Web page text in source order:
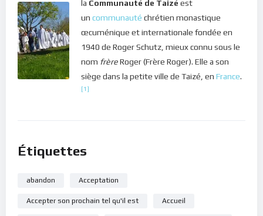
s’affranchir des situations moins agréables pour mener une
vie heureuse dans le royaume des cieux, dès ici-bas !
Dans le silence de ton coeur, écoute ce message de lumière.
Bonne méditation.
la Communauté de Taizé est
un communauté chrétien monastique
œcuménique et internationale fondée en
1940 de Roger Schutz, mieux connu sous le
nom frèreRoger (Frère Roger). Elle a son
siège dans la petite ville de Taizé, en France.
[1]
Étiquettes
abandon Acceptation
Accepter son prochain tel qu'il est Accueil